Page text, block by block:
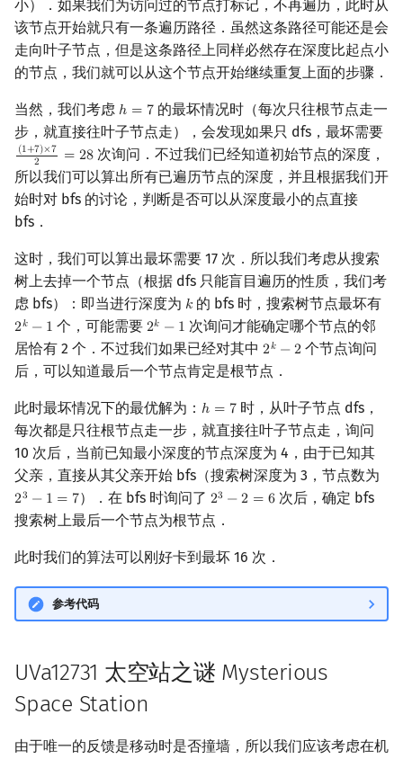
小）．如果我们为访问过的节点打标记，不再遍历，此时从
该节点开始就只有一条遍历路径．虽然这条路径可能还是会
走向叶子节点，但是这条路径上同样必然存在深度比起点小
的节点，我们就可以从这个节点开始继续重复上面的步骤．
当然，我们考虑 ℎ = 7
h =7
的最坏情况时（每次只往根节点走一
步，就直接往叶子节点走），会发现如果只 dfs，最坏需要
(1+7)×7
2
= 28
(1+7)×72 =28 次询问．不过我们已经知道初始节点的深度，
所以我们可以算出所有已遍历节点的深度，并且根据我们开
始时对 bfs 的讨论，判断是否可以从深度最小的点直接
bfs．
这时，我们可以算出最坏需要 17 次．所以我们考虑从搜索
树上去掉一个节点（根据 dfs 只能盲目遍历的性质，我们考
虑 bfs）：即当进行深度为 𝑘
k 的 bfs 时，搜索树节点最坏有
2𝑘 − 1
2k −1 个，可能需要 2𝑘 − 1
2k −1
次询问才能确定哪个节点的邻
居恰有 2 个．不过我们如果已经对其中 2𝑘 −2
2k −2
个节点询问
后，可以知道最后一个节点肯定是根节点．
此时最坏情况下的最优解为： ℎ = 7
h =7
时，从叶子节点 dfs，
每次都是只往根节点走一步，就直接往叶子节点走，询问
10 次后，当前已知最小深度的节点深度为 4，由于已知其
父亲，直接从其父亲开始 bfs（搜索树深度为 3，节点数为
23 − 1 = 7
23 −1=7 ）．在 bfs 时询问了 23 −2 = 6
23 −2 =6
次后，确定 bfs
搜索树上最后一个节点为根节点．
此时我们的算法可以刚好卡到最坏 16 次．
参考代码
UVa12731 太空站之谜 Mysterious
Space Station
由于唯一的反馈是移动时是否撞墙，所以我们应该考虑在机